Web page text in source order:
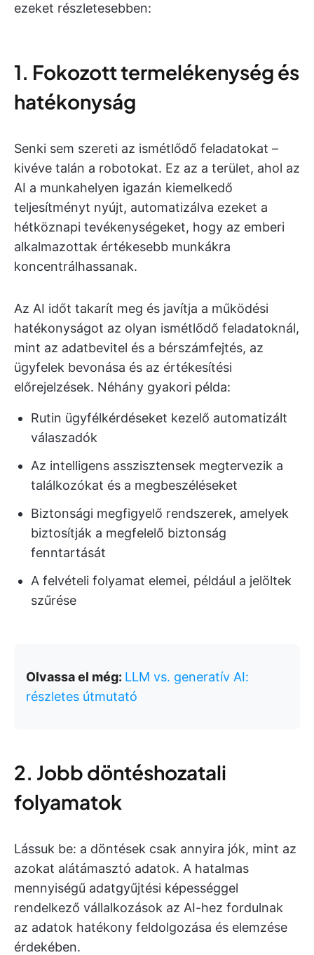
ezeket részletesebben:
1. Fokozott termelékenység és
hatékonyság
Senki sem szereti az ismétlődő feladatokat –
kivéve talán a robotokat. Ez az a terület, ahol az
AI a munkahelyen igazán kiemelkedő
teljesítményt nyújt, automatizálva ezeket a
hétköznapi tevékenységeket, hogy az emberi
alkalmazottak értékesebb munkákra
koncentrálhassanak.
Az AI időt takarít meg és javítja a működési
hatékonyságot az olyan ismétlődő feladatoknál,
mint az adatbevitel és a bérszámfejtés, az
ügyfelek bevonása és az értékesítési
előrejelzések. Néhány gyakori példa:
Rutin ügyfélkérdéseket kezelő automatizált
válaszadók
Az intelligens asszisztensek megtervezik a
találkozókat és a megbeszéléseket
Biztonsági megfigyelő rendszerek, amelyek
biztosítják a megfelelő biztonság
fenntartását
A felvételi folyamat elemei, például a jelöltek
szűrése
Olvassa el még: LLM vs. generatív AI:
részletes útmutató
2. Jobb döntéshozatali
folyamatok
Lássuk be: a döntések csak annyira jók, mint az
azokat alátámasztó adatok. A hatalmas
mennyiségű adatgyűjtési képességgel
rendelkező vállalkozások az AI-hez fordulnak
az adatok hatékony feldolgozása és elemzése
érdekében.